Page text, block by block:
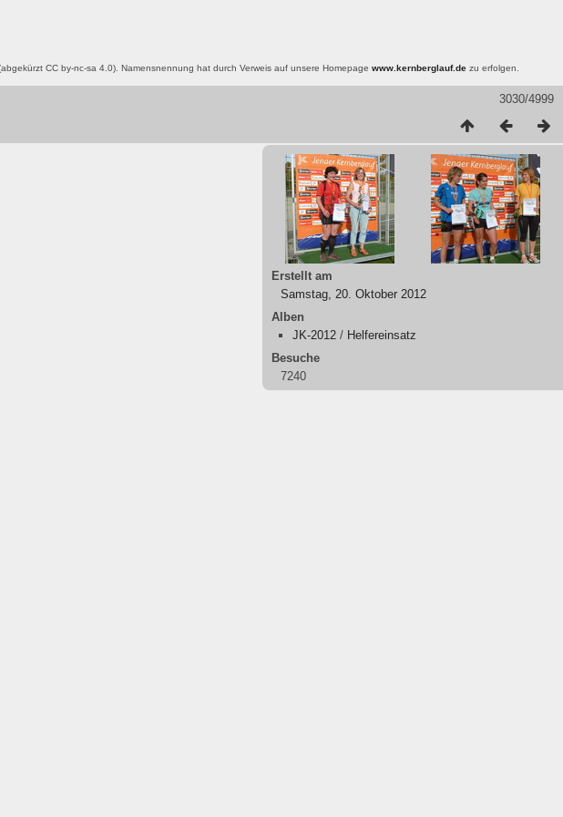
CC by-nc-sa 4.0). Namensnennung hat durch Verweis auf unsere Homepage www.kernberglauf.de zu erfolgen.
3030/4999
Erstellt am
Samstag, 20. Oktober 2012
Alben
JK-2012 / Helfereinsatz
Besuche
7240